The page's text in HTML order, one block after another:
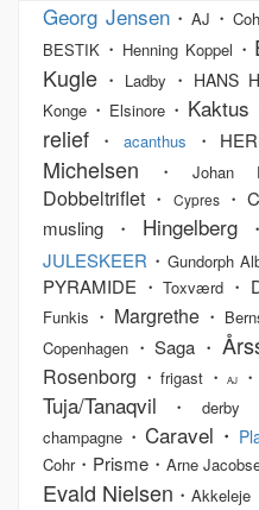
Georg Jensen・AJ ・
BESTIK ・ Henning Koppel ・
Kugle ・ Ladby ・ HANS
Konge ・ Elsinore・ Kaktus
relief ・ acanthus ・
Michelsen ・ Johan
Dobbeltriflet ・ Cypres・
musling・ Hingelberg
JULESKEER ・ Gundorph
PYRAMIDE・Toxværd ・
Funkis ・ Margrethe・
Copenhagen ・Saga・
Rosenborg ・frigast ・AJ ・
Tuja/Tanaqvil ・ derby
champagne ・Caravel・
Cohr・Prisme・Arne
Evald Nielsen ・ Akkeleje